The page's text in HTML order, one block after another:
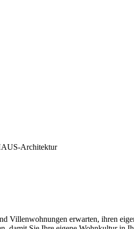
Architektur
Villenwohnungen erwarten, ihren